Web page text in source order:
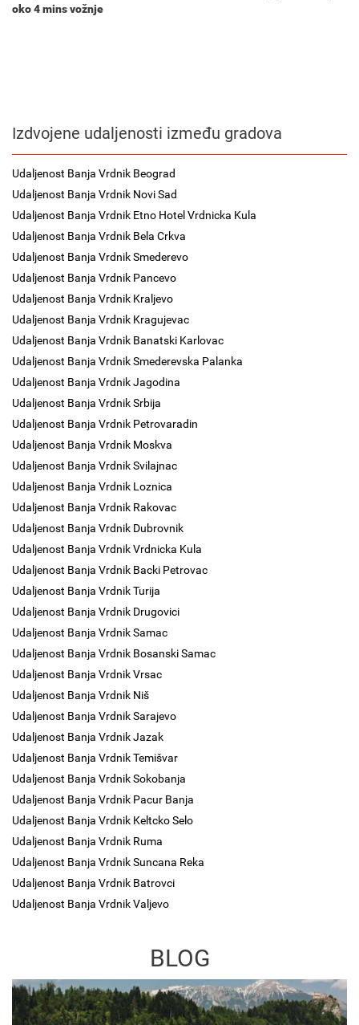
oko4 minsvožnje
Izdvojene udaljenosti između gradova
Udaljenost Banja Vrdnik Beograd
Udaljenost Banja Vrdnik Novi Sad
Udaljenost Banja Vrdnik Etno Hotel Vrdnicka Kula
Udaljenost Banja Vrdnik Bela Crkva
Udaljenost Banja Vrdnik Smederevo
Udaljenost Banja Vrdnik Pancevo
Udaljenost Banja Vrdnik Kraljevo
Udaljenost Banja Vrdnik Kragujevac
Udaljenost Banja Vrdnik Banatski Karlovac
Udaljenost Banja Vrdnik Smederevska Palanka
Udaljenost Banja Vrdnik Jagodina
Udaljenost Banja Vrdnik Srbija
Udaljenost Banja Vrdnik Petrovaradin
Udaljenost Banja Vrdnik Moskva
Udaljenost Banja Vrdnik Svilajnac
Udaljenost Banja Vrdnik Loznica
Udaljenost Banja Vrdnik Rakovac
Udaljenost Banja Vrdnik Dubrovnik
Udaljenost Banja Vrdnik Vrdnicka Kula
Udaljenost Banja Vrdnik Backi Petrovac
Udaljenost Banja Vrdnik Turija
Udaljenost Banja Vrdnik Drugovici
Udaljenost Banja Vrdnik Samac
Udaljenost Banja Vrdnik Bosanski Samac
Udaljenost Banja Vrdnik Vrsac
Udaljenost Banja Vrdnik Niš
Udaljenost Banja Vrdnik Sarajevo
Udaljenost Banja Vrdnik Jazak
Udaljenost Banja Vrdnik Temišvar
Udaljenost Banja Vrdnik Sokobanja
Udaljenost Banja Vrdnik Pacur Banja
Udaljenost Banja Vrdnik Keltcko Selo
Udaljenost Banja Vrdnik Ruma
Udaljenost Banja Vrdnik Suncana Reka
Udaljenost Banja Vrdnik Batrovci
Udaljenost Banja Vrdnik Valjevo
BLOG